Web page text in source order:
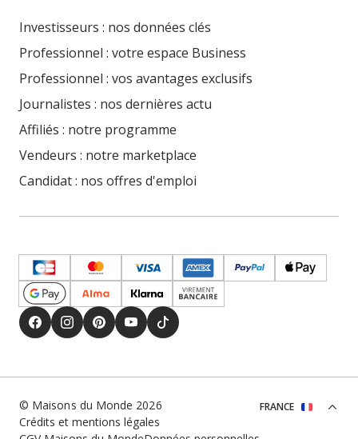
Investisseurs : nos données clés
Professionnel : votre espace Business
Professionnel : vos avantages exclusifs
Journalistes : nos dernières actu
Affiliés : notre programme
Vendeurs : notre marketplace
Candidat : nos offres d'emploi
© Maisons du Monde 2026
Crédits et mentions légales
FRANCE